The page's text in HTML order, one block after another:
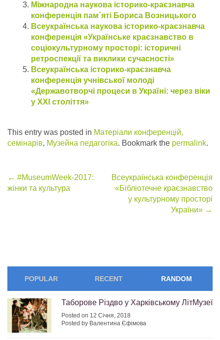
Міжнародна наукова історико-краєзнавча
конференція пам`яті Бориса Возницького
Всеукраїнська наукова історико-краєзнавча
конференція «Українське краєзнавство в
соціокультурному просторі: історичні
ретроспекції та виклики сучасності»
Всеукраїнська історико-краєзнавча
конференція учнівської молоді
«Державотворчі процеси в Україні: через віки
у ХХІ століття»
This entry was posted in Матеріали конференцій,
семінарів, Музейна педагогіка. Bookmark the permalink.
Post
← #‎MuseumWeek‬-2017:
жінки та культура
Всеукраїнська конференція
«Бібліотечне краєзнавство
у культурному просторі
України» →
POPULAR RECENT RANDOM
Таборове Різдво у Харківському ЛітМузеї
Posted on 12 Січня, 2018
Posted by Валентина Єфімова